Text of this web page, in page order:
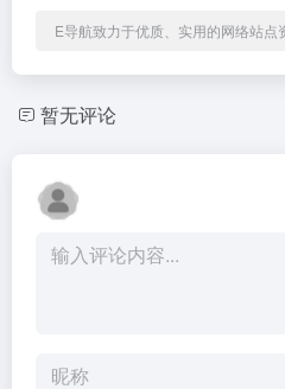
E导航致力于优质、实用的网络站点
暂无评论